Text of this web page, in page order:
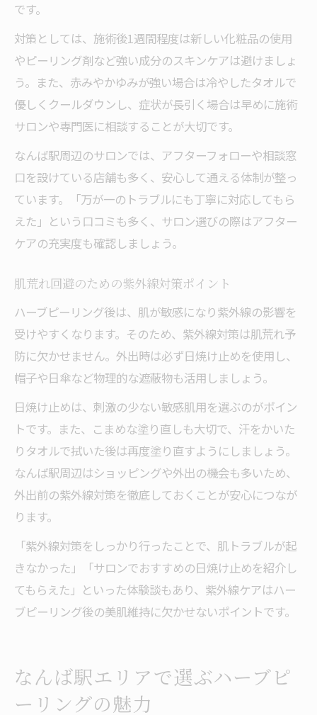
です。
対策としては、施術後1週間程度は新しい化粧品の使用
やピーリング剤など強い成分のスキンケアは避けましょ
う。また、赤みやかゆみが強い場合は冷やしたタオルで
優しくクールダウンし、症状が長引く場合は早めに施術
サロンや専門医に相談することが大切です。
なんば駅周辺のサロンでは、アフターフォローや相談窓
口を設けている店舗も多く、安心して通える体制が整っ
ています。「万が一のトラブルにも丁寧に対応してもら
えた」という口コミも多く、サロン選びの際はアフター
ケアの充実度も確認しましょう。
肌荒れ回避のための紫外線対策ポイント
ハーブピーリング後は、肌が敏感になり紫外線の影響を
受けやすくなります。そのため、紫外線対策は肌荒れ予
防に欠かせません。外出時は必ず日焼け止めを使用し、
帽子や日傘など物理的な遮蔽物も活用しましょう。
日焼け止めは、刺激の少ない敏感肌用を選ぶのがポイン
トです。また、こまめな塗り直しも大切で、汗をかいた
りタオルで拭いた後は再度塗り直すようにしましょう。
なんば駅周辺はショッピングや外出の機会も多いため、
外出前の紫外線対策を徹底しておくことが安心につなが
ります。
「紫外線対策をしっかり行ったことで、肌トラブルが起
きなかった」「サロンでおすすめの日焼け止めを紹介し
てもらえた」といった体験談もあり、紫外線ケアはハー
ブピーリング後の美肌維持に欠かせないポイントです。
なんば駅エリアで選ぶハーブピ
ーリングの魅力